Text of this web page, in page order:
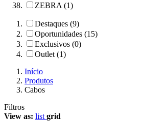
ZEBRA (1)
Destaques (9)
Oportunidades (15)
Exclusivos (0)
Outlet (1)
Início
Produtos
Cabos
Filtros
View as: list grid